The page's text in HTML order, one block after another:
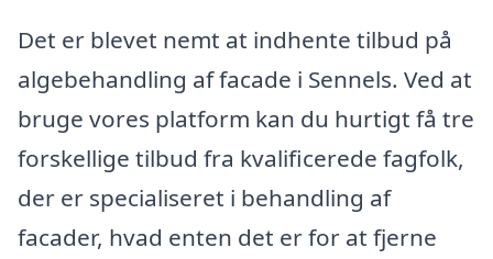
Det er blevet nemt at indhente tilbud på
algebehandling af facade i Sennels. Ved at
bruge vores platform kan du hurtigt få tre
forskellige tilbud fra kvalificerede fagfolk,
der er specialiseret i behandling af
facader, hvad enten det er for at fjerne